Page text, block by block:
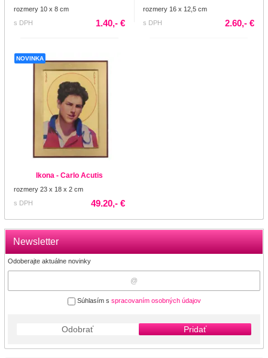
Newsletter
Odoberajte aktuálne novinky
Súhlasím s spracovaním osobných údajov
Odobrať Pridať
rozmery 10 x 8 cm
s DPH
1.40,- €
rozmery 16 x 12,5 cm
s DPH
2.60,- €
NOVINKA
Ikona - Carlo Acutis
rozmery 23 x 18 x 2 cm
s DPH
49.20,- €